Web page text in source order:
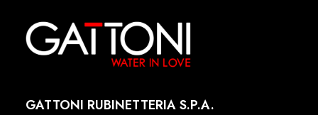
GATTONI RUBINETTERIA S.P.A.